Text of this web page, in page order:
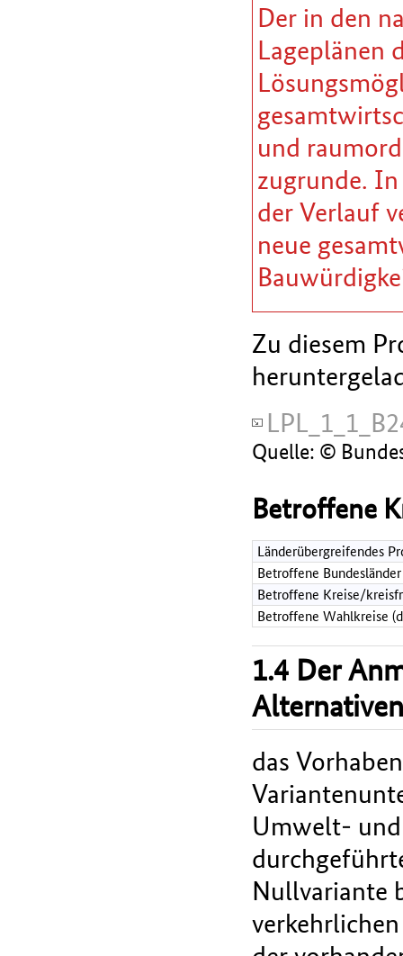
Der in den
Lageplänen
und
zugrunde.
der Verlauf
neue
Zu diesem
Quelle: ©
Betroffene
Länderübergreifendes
Betroffene Bundesländer
Betroffene Kreise/
Betroffene Wahlkreise
1.4 Der
das
Umwelt-
Nullvariante